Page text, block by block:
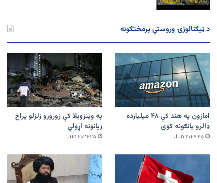
د ټیګنالوژۍ وروستي پرمختګونه
امازون په هند کې ۴۸ میلیارده
ډالرو پانګونه کوي
۲۵ Jun ۲۰۲۶
په وینزویلا کې زورورو زلزلو پراخ
زیانونه اړولي
۲۵ Jun ۲۰۲۶